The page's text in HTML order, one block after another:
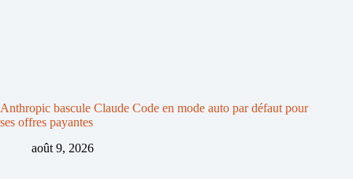
Anthropic bascule Claude Code en mode auto par défaut pour
ses offres payantes
août 9, 2026